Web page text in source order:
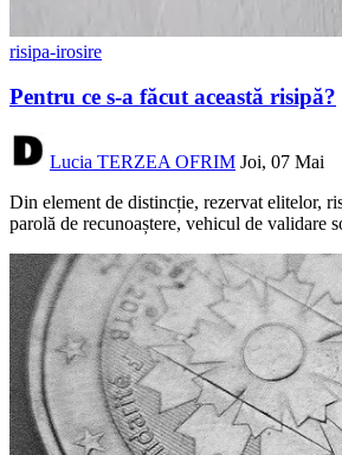
risipa-irosire
Pentru ce s-a făcut această risipă?
Lucia TERZEA OFRIM Joi, 07 Mai
Din element de distincție, rezervat elitelor,
parolă de recunoaștere, vehicul de validare